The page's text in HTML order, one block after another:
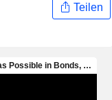
Teilen